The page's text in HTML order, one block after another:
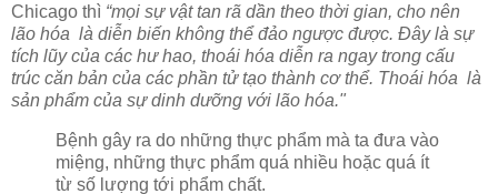
Chicago thì “mọi sự vật tan rã dần theo thời gian, cho nên
lão hóa là diễn biến không thể đảo ngược được. Đây là sự
tích lũy của các hư hao, thoái hóa diễn ra ngay trong cấu
trúc căn bản của các phần tử tạo thành cơ thể. Thoái hóa là
sản phẩm của sự dinh dưỡng với lão hóa."
Bệnh gây ra do những thực phẩm mà ta đưa vào
miệng, những thực phẩm quá nhiều hoặc quá ít
từ số lượng tới phẩm chất.